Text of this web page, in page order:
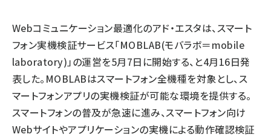
Webコミュニケーション最適化のアド・エスタは、スマート
フォン実機検証サービス「MOBLAB(モバラボ＝mobile
laboratory)」の運営を5月7日に開始する、と4月16日発
表した。MOBLABはスマートフォン全機種を対象とし、ス
マートフォンアプリの実機検証が可能な環境を提供する。
スマートフォンの普及が急速に進み、スマートフォン向け
Webサイトやアプリケーションの実機による動作確認検証